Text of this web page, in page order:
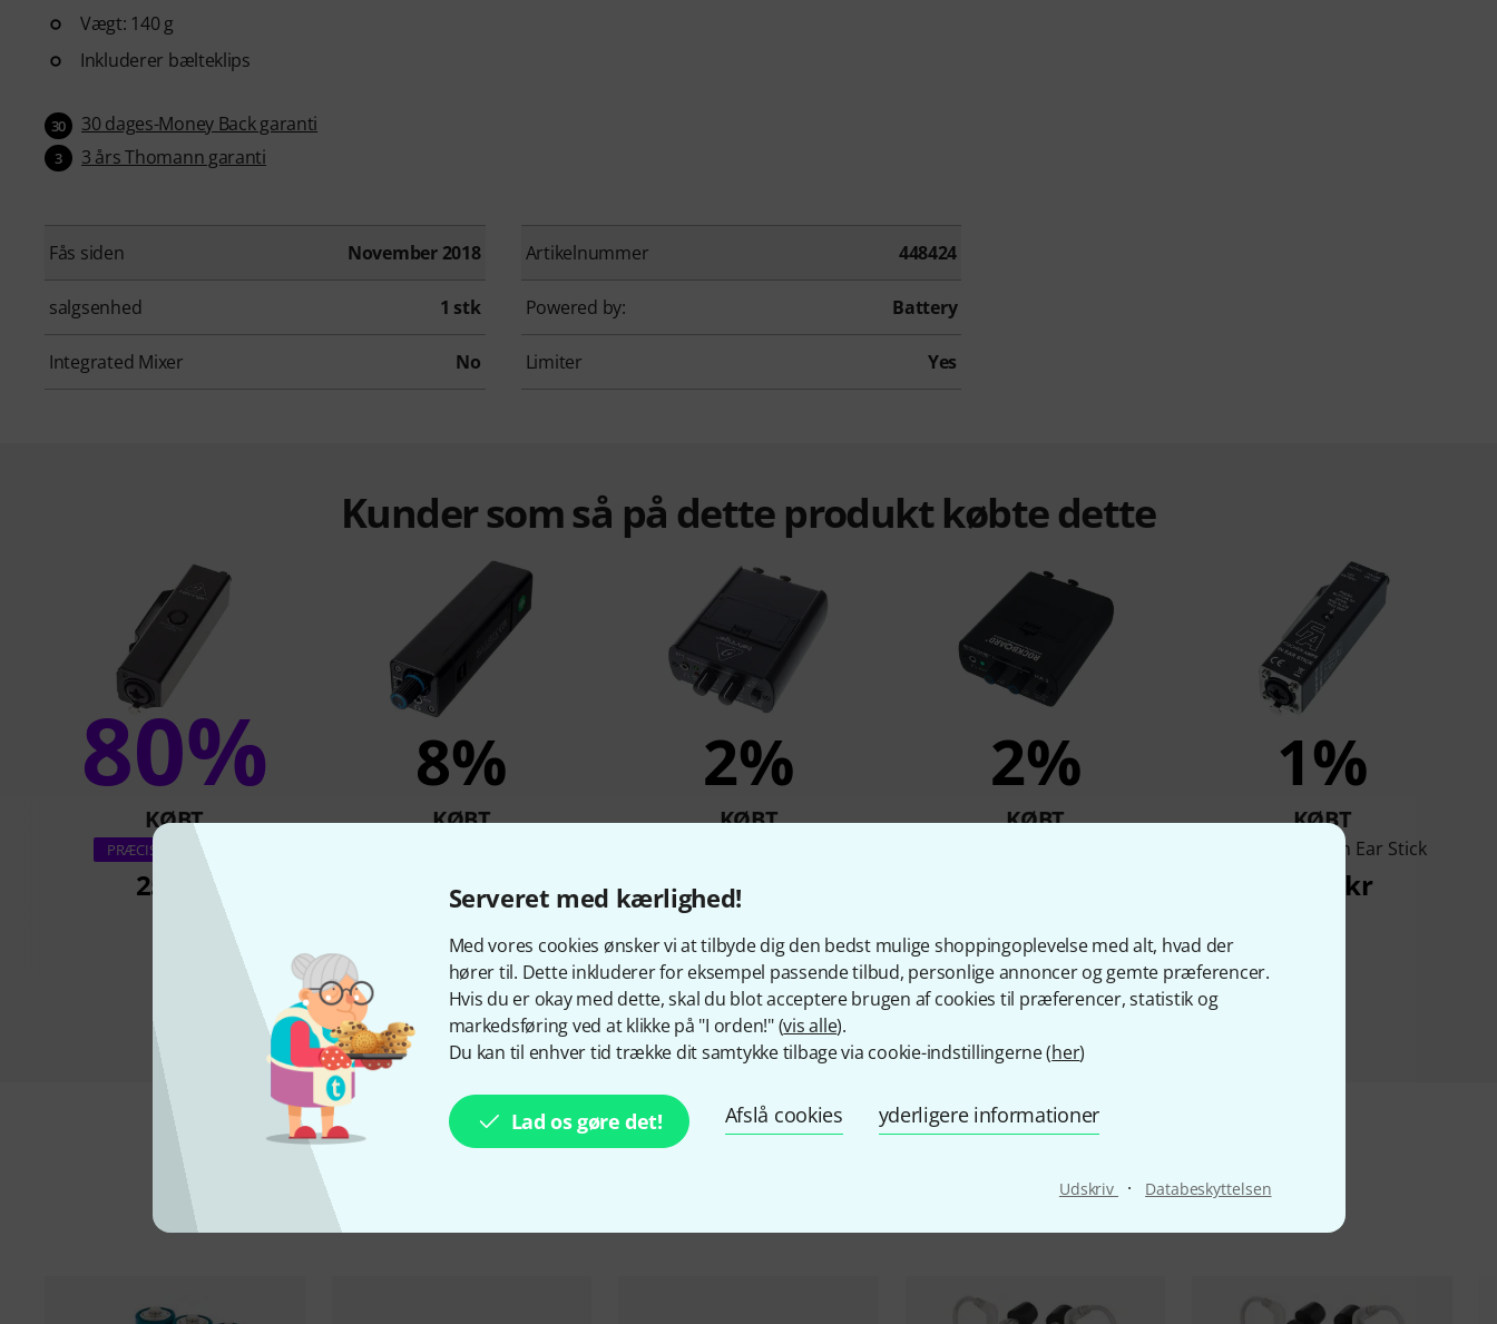
Serveret med kærlighed!
Med vores cookies ønsker vi at tilbyde dig den bedst mulige shoppingoplevelse med alt, hvad der
hører til. Dette inkluderer for eksempel passende tilbud, personlige annoncer og gemte præferencer.
Hvis du er okay med dette, skal du blot acceptere brugen af cookies til præferencer, statistik og
markedsføring ved at klikke på "I orden!" (vis alle).
Du kan til enhver tid trække dit samtykke tilbage via cookie-indstillingerne (her)
Lad os gøre det! Afslå cookies yderligere informationer
Udskriv · Databeskyttelsen
Vægt: 140 g
Inkluderer bælteklips
30 30 dages-Money Back garanti
3 3 års Thomann garanti
Fås siden November 2018 Artikelnummer 448424
salgsenhed 1 stk Powered by: Battery
Integrated Mixer No Limiter Yes
Kunder som så på dette produkt købte dette
80%
KØBT
PRÆCIS DENNE VARE
259 kr
8%
KØBT
266 kr
2%
KØBT
309 kr
2%
KØBT
1%
KØBT
Fischer Amps In Ear Stick
1.111 kr
Sammenlign